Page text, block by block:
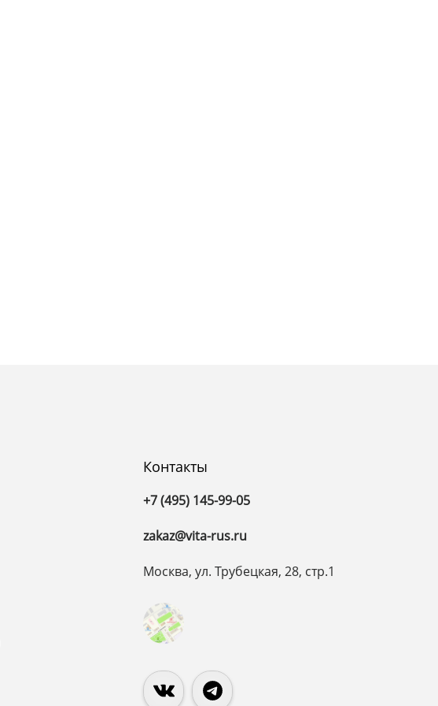
Контакты
+7 (495) 145-99-05
zakaz@vita-rus.ru
Москва, ул. Трубецкая, 28, стр.1